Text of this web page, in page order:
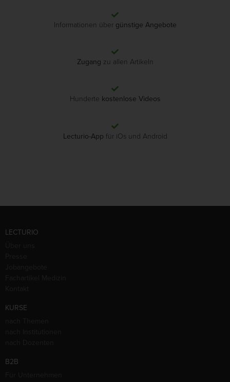
Informationen über günstige Angebote
Zugang zu allen Artikeln
Hunderte kostenlose Videos
Lecturio-App für iOs und Android
LECTURIO
KURSE
B2B